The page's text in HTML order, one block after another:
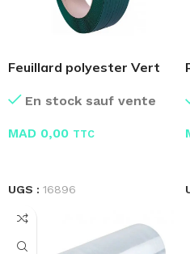
Feuillard polyester Vert
En stock sauf vente
MAD 0,00 TTC
UGS : 16896